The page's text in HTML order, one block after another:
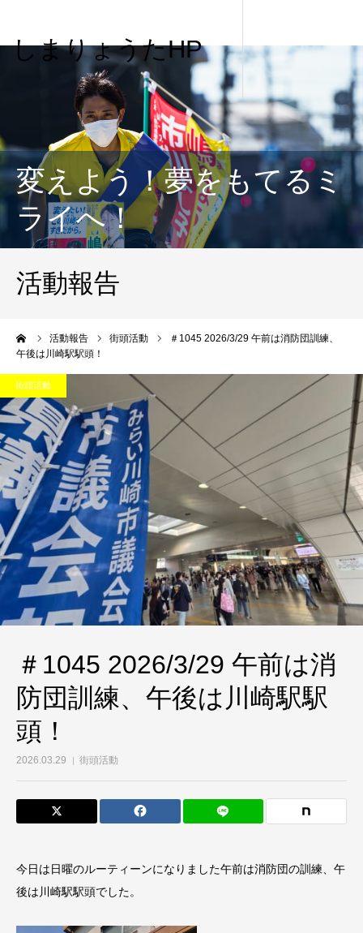
しまりょうたHP
変えよう！夢をもてるミ
ライへ！
活動報告
活動報告 街頭活動
＃1045 2026/3/29 午前は消防団訓練、
午後は川崎駅駅頭！
街頭活動
＃1045 2026/3/29 午前は消
防団訓練、午後は川崎駅駅
頭！
2026.03.29 街頭活動
今日は日曜のルーティーンになりました午前は消防団の訓練、午
後は川崎駅駅頭でした。